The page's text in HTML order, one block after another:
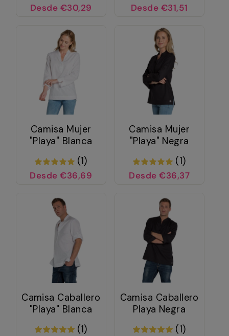
Desde €30,29 Desde €31,51
Camisa Mujer
"Playa" Blanca
(1)
Desde €36,69
Camisa Mujer
"Playa" Negra
(1)
Desde €36,37
Camisa Caballero
"Playa" Blanca
(1)
Camisa Caballero
Playa Negra
(1)